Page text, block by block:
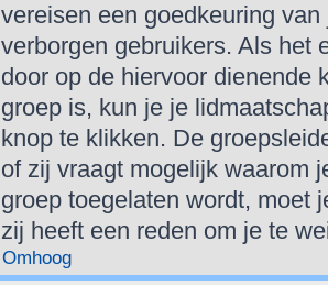
vereisen een goedkeuring
verborgen gebruikers. Als het
door op de hiervoor dienende
groep is, kun je je
knop te klikken. De
of zij vraagt mogelijk waarom
groep toegelaten wordt, moet
zij heeft een reden om je te
Omhoog